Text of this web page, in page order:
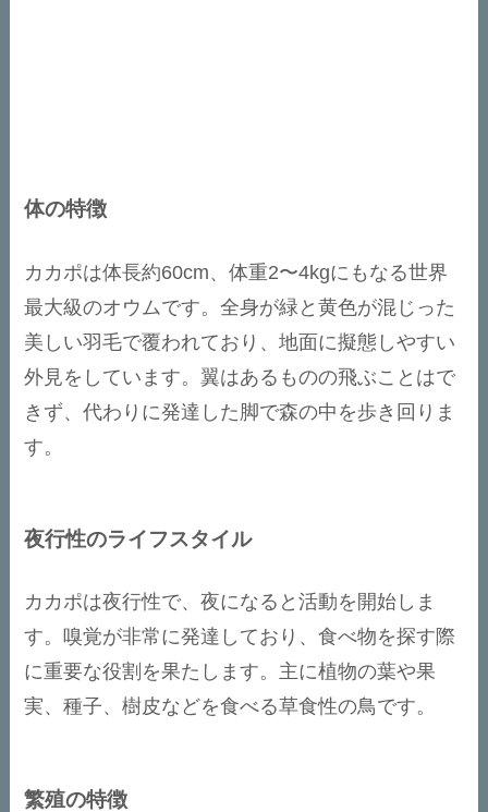
体の特徴
カカポは体長約60cm、体重2〜4kgにもなる世界
最大級のオウムです。全身が緑と黄色が混じった
美しい羽毛で覆われており、地面に擬態しやすい
外見をしています。翼はあるものの飛ぶことはで
きず、代わりに発達した脚で森の中を歩き回りま
す。
夜行性のライフスタイル
カカポは夜行性で、夜になると活動を開始しま
す。嗅覚が非常に発達しており、食べ物を探す際
に重要な役割を果たします。主に植物の葉や果
実、種子、樹皮などを食べる草食性の鳥です。
繁殖の特徴